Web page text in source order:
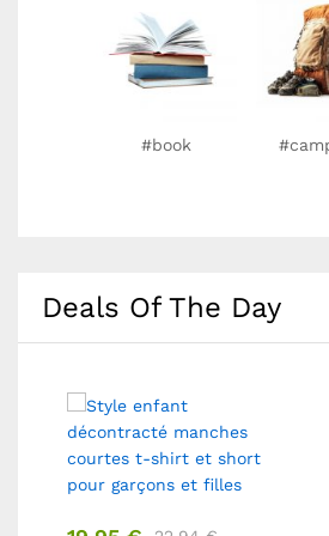
#book
Deals Of The Day